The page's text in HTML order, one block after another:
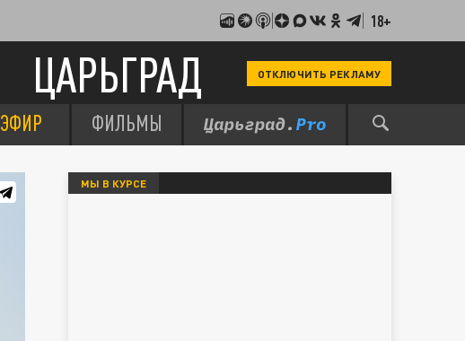
18+
ЦАРЬГРАД ОТКЛЮЧИТЬ РЕКЛАМУ
ЭФИР ФИЛЬМЫ
МЫ В КУРСЕ